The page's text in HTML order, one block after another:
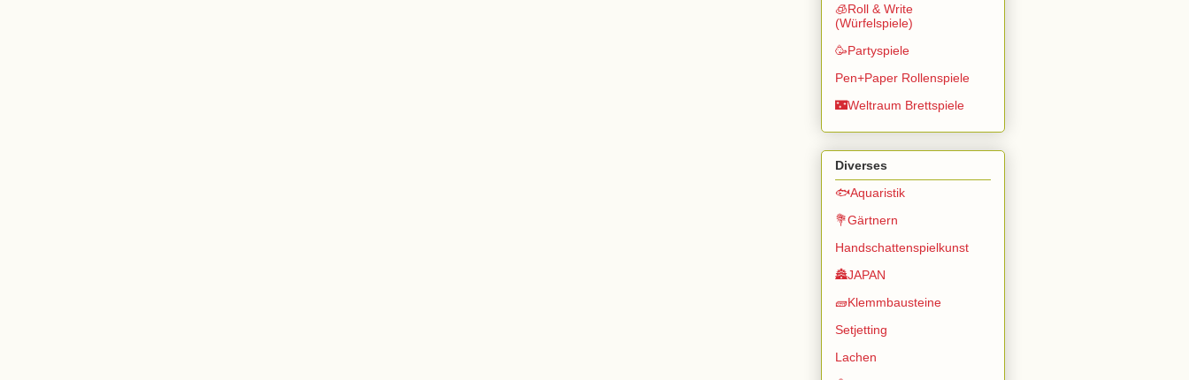
🧊Roll & Write
(Würfelspiele)
🥳Partyspiele
Pen+Paper Rollenspiele
🌃Weltraum Brettspiele
Diverses
🐟Aquaristik
💐Gärtnern
Handschattenspielkunst
🏯JAPAN
🧱Klemmbausteine
Setjetting
Lachen